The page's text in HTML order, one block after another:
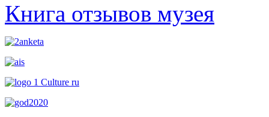
Книга отзывов музея